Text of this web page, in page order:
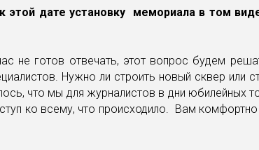
этой дате установку мемориала в том
не готов отвечать, этот вопрос будем
Нужно ли строить новый сквер или
что мы для журналистов в дни юбилейных
ко всему, что происходило. Вам